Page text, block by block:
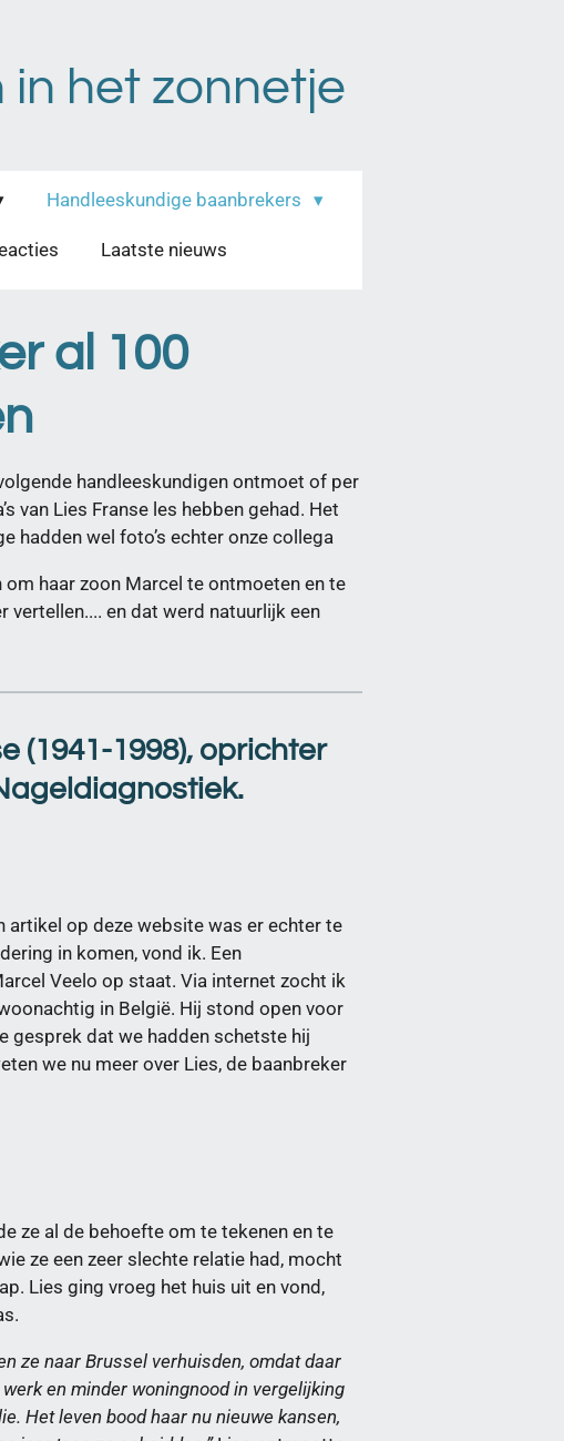
het zonnetje
Handleeskundige baanbrekers
Laatste nieuws
al 100
handleeskundigen ontmoet of per
van Lies Franse les hebben gehad. Het
hadden wel foto’s echter onze collega
haar zoon Marcel te ontmoeten en te
vertellen.... en dat werd natuurlijk een
(1941-1998), oprichter
artikel op deze website was er echter te
in komen, vond ik. Een
Veelo op staat. Via internet zocht ik
in België. Hij stond open voor
gesprek dat we hadden schetste hij
we nu meer over Lies, de baanbreker
ze al de behoefte om te tekenen en te
ze een zeer slechte relatie had, mocht
Lies ging vroeg het huis uit en vond,
ze naar Brussel verhuisden, omdat daar
en minder woningnood in vergelijking
Het leven bood haar nu nieuwe kansen,